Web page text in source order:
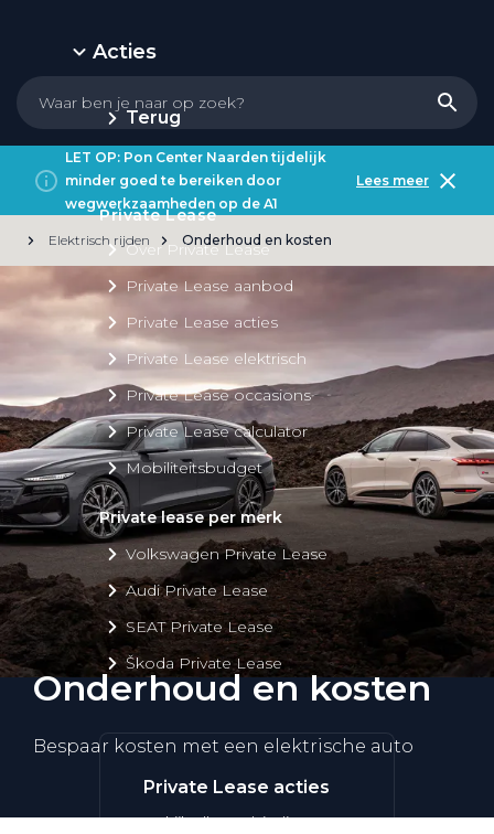
Acties
Terug
Private Lease
Over Private Lease
Private Lease aanbod
Private Lease acties
Private Lease elektrisch
Private Lease occasions
Private Lease calculator
Mobiliteitsbudget
Private lease per merk
Volkswagen Private Lease
Audi Private Lease
SEAT Private Lease
Škoda Private Lease
Private Lease acties
Bekijk alle aanbiedingen
LET OP: Pon Center Naarden tijdelijk
minder goed te bereiken door
wegwerkzaamheden op de A1
Lees meer
Elektrisch rijden Onderhoud en kosten
Onderhoud en kosten
Bespaar kosten met een elektrische auto